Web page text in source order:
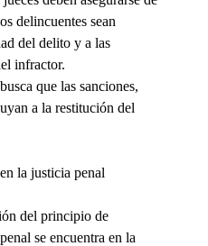
delincuentes sean
del delito y a las
infractor.
que las sanciones,
a la restitución del
la justicia penal
del principio de
se encuentra en la